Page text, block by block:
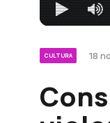
CULTURA 18